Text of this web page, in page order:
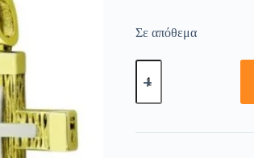
Σε απόθεμα